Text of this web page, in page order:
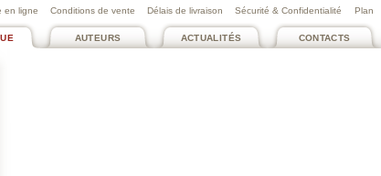
Plan
en ligne Conditions de vente Délais de livraison Sécurité & Confidentialité
CONTACTS
ACTUALITÉS
AUTEURS